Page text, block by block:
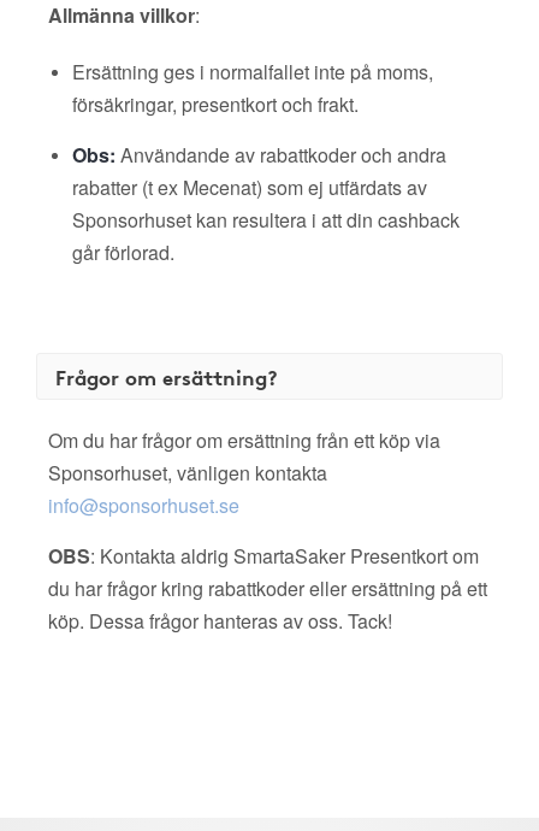
Allmänna villkor:
Ersättning ges i normalfallet inte på moms,
försäkringar, presentkort och frakt.
Obs: Användande av rabattkoder och andra
rabatter (t ex Mecenat) som ej utfärdats av
Sponsorhuset kan resultera i att din cashback
går förlorad.
Frågor om ersättning?
Om du har frågor om ersättning från ett köp via
Sponsorhuset, vänligen kontakta
info@sponsorhuset.se
OBS: Kontakta aldrig SmartaSaker Presentkort om
du har frågor kring rabattkoder eller ersättning på ett
köp. Dessa frågor hanteras av oss. Tack!